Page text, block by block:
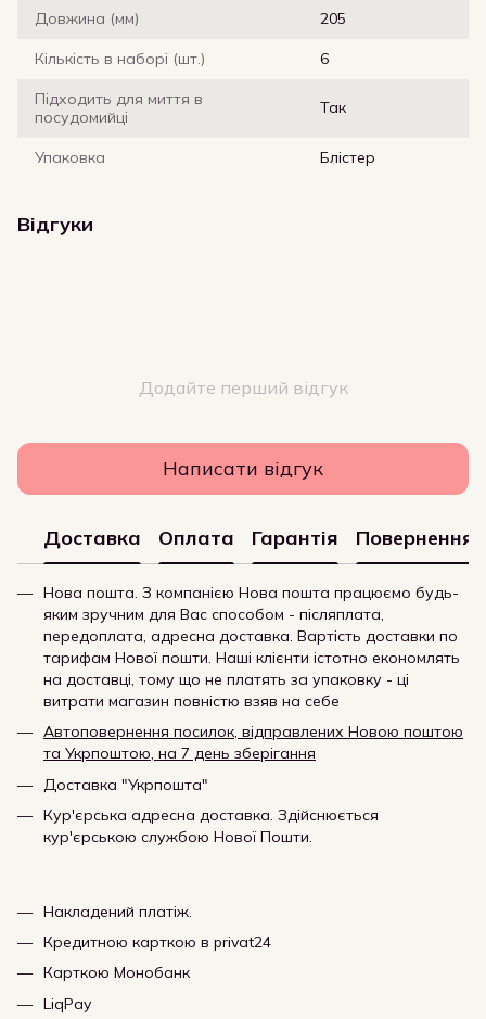
Довжина (мм) 205
Кількість в наборі (шт.) 6
Підходить для миття в
посудомийці
Так
Упаковка Блістер
Відгуки
Додайте перший відгук
Написати відгук
Доставка Оплата Гарантія Повернення
Нова пошта. З компанією Нова пошта працюємо будь-
яким зручним для Вас способом - післяплата,
передоплата, адресна доставка. Вартість доставки по
тарифам Нової пошти. Наші клієнти істотно економлять
на доставці, тому що не платять за упаковку - ці
витрати магазин повністю взяв на себе
Автоповернення посилок, відправлених Новою поштою
та Укрпоштою, на 7 день зберігання
Доставка "Укрпошта"
Кур'єрська адресна доставка. Здійснюється
кур'єрською службою Нової Пошти.
Накладений платіж.
Кредитною карткою в privat24
Карткою Монобанк
LiqPay